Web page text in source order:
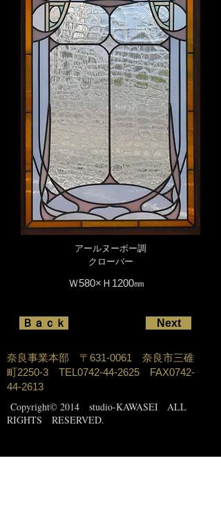
アールヌーボー調
クローバー
Ｗ580×Ｈ1200㎜
Ｂａｃｋ Next
奈良事業本部 〒631-0061 奈良市三碓
町2250-3 TEL0742-44-2625 FAX0742-
44-2613
Copyright© 2014 studio-KAWASEI ALL
RIGHTS RESERVED.